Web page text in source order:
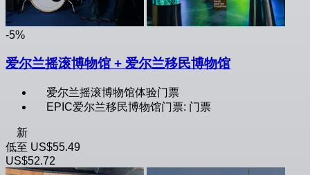
-5%
爱尔兰摇滚博物馆 + 爱尔兰移民博物馆
爱尔兰摇滚博物馆体验门票
EPIC爱尔兰移民博物馆门票: 门票
新
低至 US$55.49
US$52.72